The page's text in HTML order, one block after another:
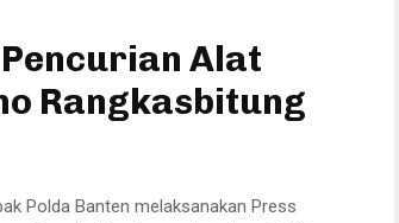
Alat
Rangkasbitung
Polda Banten melaksanakan Press